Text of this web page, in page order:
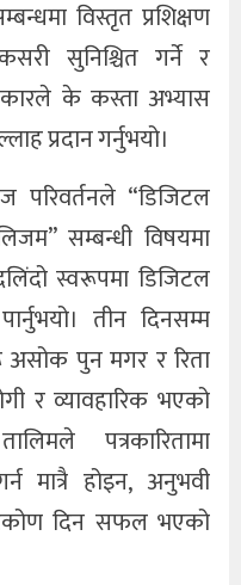
विस्तृत प्रशिक्षण
सुनिश्चित गर्ने र
के कस्ता अभ्यास
प्रदान गर्नुभयो।
परिवर्तनले “डिजिटल
सम्बन्धी विषयमा
स्वरूपमा डिजिटल
तीन दिनसम्म
असोक पुन मगर र रिता
र व्यावहारिक भएको
पत्रकारितामा
मात्रै होइन, अनुभवी
दिन सफल भएको